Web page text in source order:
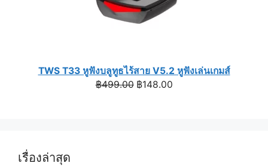
TWS T33 หูฟังบลูทูธไร้สาย V5.2 หูฟังเล่นเกมส์
฿499.00 Original
฿148.00Current
เรื่องล่าสุด